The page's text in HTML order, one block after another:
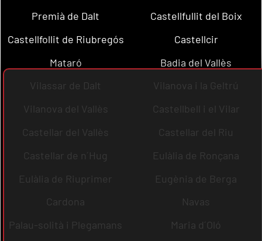
Premià de Dalt
Castellfullit del Boix
Castellfollit de Riubregós
Castellcir
Mataró
Badia del Vallès
Vilassar de Dalt
Vilanova i la Geltrú
Vilanova del Vallès
Castellbell i el Vilar
Castellar del Vallès
Castellar del Riu
Castellar de n´Hug
Eulàlia de Ronçana
Eulàlia de Riuprimer
Eugènia de Berga
Cardona
Navas
Palau-solità i Plegamans
Maria d´Oló